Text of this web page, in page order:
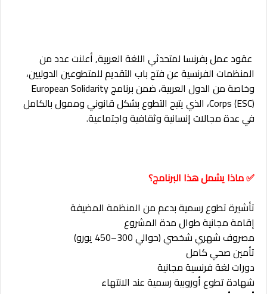
عقود عمل بفرنسا لمتحدثي اللغة العربية,أعلنت عدد من
المنظمات الفرنسية عن فتح باب التقديم للمتطوعين الدوليين،
وخاصة من الدول العربية، ضمن برنامج European Solidarity
Corps (ESC)، الذي يتيح التطوع بشكل قانوني وممول بالكامل
في عدة مجالات إنسانية وثقافية واجتماعية.
✅ ماذا يشمل هذا البرنامج؟
تأشيرة تطوع رسمية بدعم من المنظمة المضيفة
إقامة مجانية طوال مدة المشروع
مصروف شهري شخصي (حوالي 300–450 يورو)
تأمين صحي كامل
دورات لغة فرنسية مجانية
شهادة تطوع أوروبية رسمية عند الانتهاء